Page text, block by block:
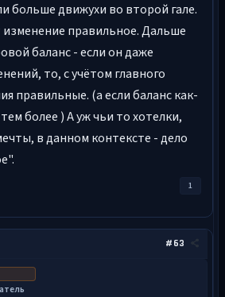
больше движухи во второй гале.
изменение правильное. Дальше
баланс - если он даже
то, с учётом главного
правильные. (а если баланс как-
более ) А уж чьи то хотелки,
в данном контексте - дело
1
#63